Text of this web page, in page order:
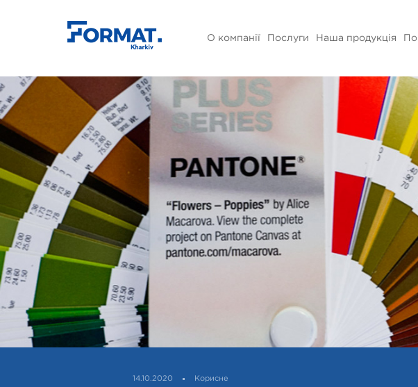
О компанії Послуги Наша продукція
14.10.2020 Корисне